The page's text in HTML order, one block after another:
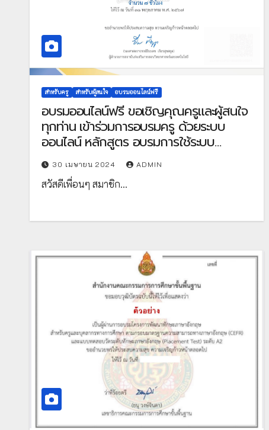
สำหรับครู สำหรับผู้สนใจ อบรมออนไลน์ฟรี
อบรมออนไลน์ฟรี ขอเชิญคุณครูและผู้สนใจ
ทุกท่าน เข้าร่วมการอบรมครู ด้วยระบบ
ออนไลน์ หลักสูตร อบรมการใช้ระบบ
ออนไลน์ข้อสอบ PISA ในสถานศึกษา จัด
โดย สถาบันส่งเสริมการสอนวิทยาศาสตร์
และเทคโนโลยี
30 เมษายน 2024 ADMIN
สวัสดีเพื่อนๆ สมาชิก…